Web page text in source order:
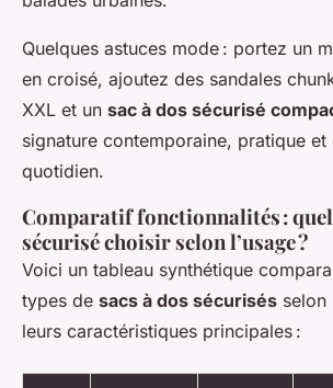
Quelques astuces mode : portez un
en croisé, ajoutez des sandales
XXL et un sac à dos sécurisé
signature contemporaine, pratique et
quotidien.
Comparatif fonctionnalités : quel
sécurisé choisir selon l’usage ?
Voici un tableau synthétique
types de sacs à dos sécurisés selon
leurs caractéristiques principales :